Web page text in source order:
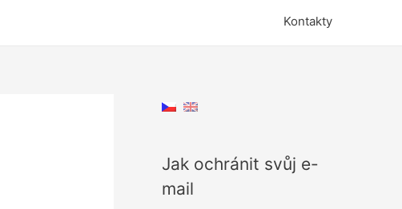
Kontakty
Jak ochránit svůj e-
mail